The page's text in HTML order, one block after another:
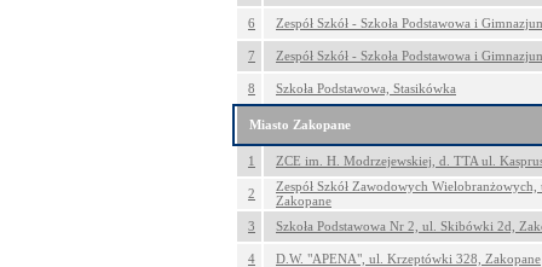
6 Zespół Szkół - Szkoła Podstawowa i
7 Zespół Szkół - Szkoła Podstawowa i
8 Szkoła Podstawowa, Stasikówka
Miasto Zakopane
1 ZCE im. H. Modrzejewskiej, d. TTA ul.
2
Zespół Szkół Zawodowych
Zakopane
3
Szkoła Podstawowa Nr 2, ul. Skibówki 2d,
4 D.W. "APENA", ul. Krzeptówki 328, Zakopane